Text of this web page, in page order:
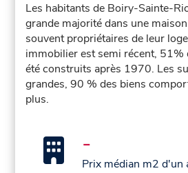
Les habitants de Boiry-Sainte-
grande majorité dans une
souvent propriétaires de leur
immobilier est semi récent, 51%
été construits après 1970. Les
grandes, 90 % des biens
plus.
-
Prix médian m2 d'un